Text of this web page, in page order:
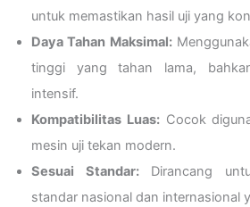
untuk memastikan hasil uji yang
Daya Tahan Maksimal:
tinggi yang tahan lama,
intensif.
Kompatibilitas Luas:Cocok
mesin uji tekan modern.
Sesuai Standar:Dirancang
standar nasional dan internasional